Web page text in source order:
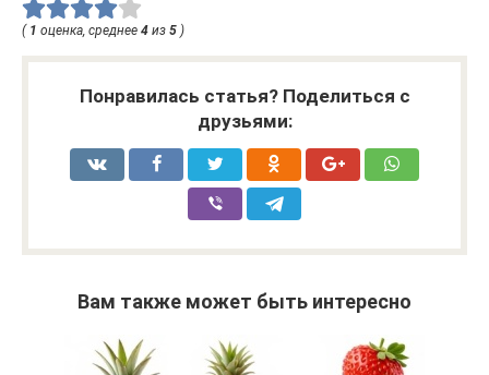
( 1 оценка, среднее 4 из 5 )
Понравилась статья? Поделиться с
друзьями:
Вам также может быть интересно